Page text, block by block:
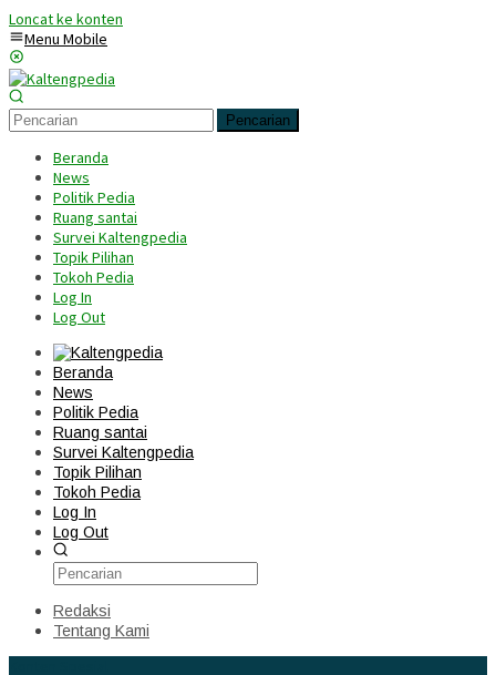
Loncat ke konten
Menu Mobile
Pencarian
Beranda
News
Politik Pedia
Ruang santai
Survei Kaltengpedia
Topik Pilihan
Tokoh Pedia
Log In
Log Out
Beranda
News
Politik Pedia
Ruang santai
Survei Kaltengpedia
Topik Pilihan
Tokoh Pedia
Log In
Log Out
Redaksi
Tentang Kami